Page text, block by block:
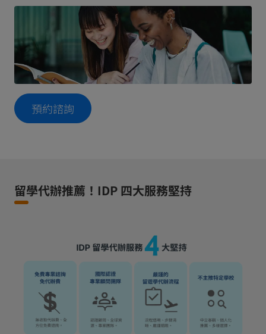
預約諮詢
留學代辦推薦！IDP 四大服務堅持